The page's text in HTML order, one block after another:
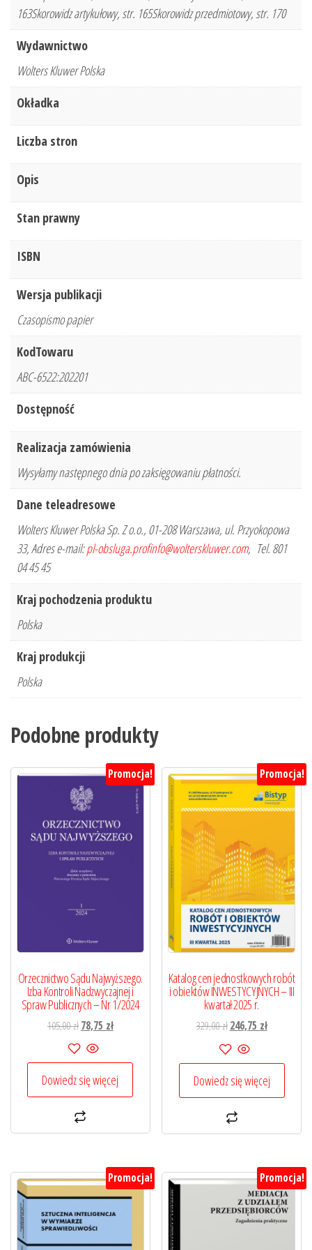
163Skorowidz artykułowy, str. 165Skorowidz przedmiotowy, str. 170
Wydawnictwo
Wolters Kluwer Polska
Okładka
Liczba stron
Opis
Stan prawny
ISBN
Wersja publikacji
Czasopismo papier
KodTowaru
ABC-6522:202201
Dostępność
Realizacja zamówienia
Wysyłamy następnego dnia po zaksięgowaniu płatności.
Dane teleadresowe
Wolters Kluwer Polska Sp. Z o.o., 01-208 Warszawa, ul. Przyokopowa
33, Adres e-mail:pl-obsluga.profinfo@wolterskluwer.com, Tel. 801
04 45 45
Kraj pochodzenia produktu
Polska
Kraj produkcji
Polska
Podobne produkty
Promocja!
Orzecznictwo Sądu Najwyższego.
Izba Kontroli Nadzwyczajnej i
Spraw Publicznych – Nr 1/2024
105,00złPierwotna
cena
wynosiła:
105,00 zł.
78,75 złAktualna
78,75 zł.
Dowiedz się więcej
Promocja!
Katalog cen jednostkowych robót
i obiektów INWESTYCYJNYCH – III
kwartał 2025 r.
329,00zł Pierwotna
cena
wynosiła:
329,00 zł.
246,75 złAktualna
246,75 zł.
Dowiedz się więcej
Promocja! Promocja!